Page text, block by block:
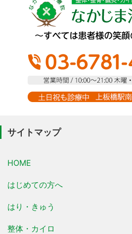
サイトマップ
HOME
はじめての方へ
はり・きゅう
整体・カイロ